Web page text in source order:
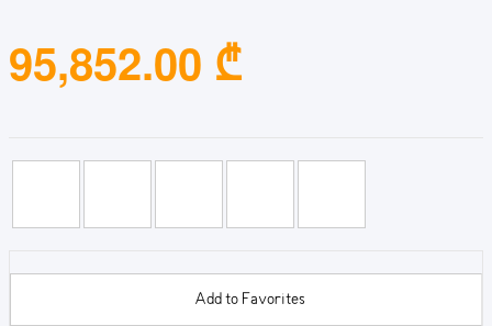
95,852.00 ₾
Add to Favorites